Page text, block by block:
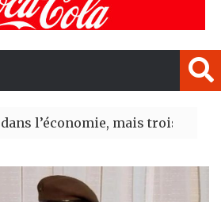
mais trois grands
fin de la CEI et pose les jalons